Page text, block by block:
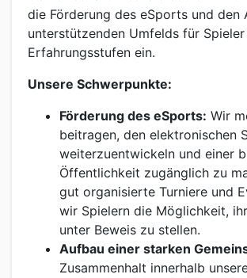
die Förderung des eSports und den
unterstützenden Umfelds für
Erfahrungsstufen ein.
Unsere Schwerpunkte:
Förderung des eSports: Wir
beitragen, den elektronischen
weiterzuentwickeln und einer
Öffentlichkeit zugänglich zu
gut organisierte Turniere und
wir Spielern die Möglichkeit,
unter Beweis zu stellen.
Aufbau einer starken
Zusammenhalt innerhalb